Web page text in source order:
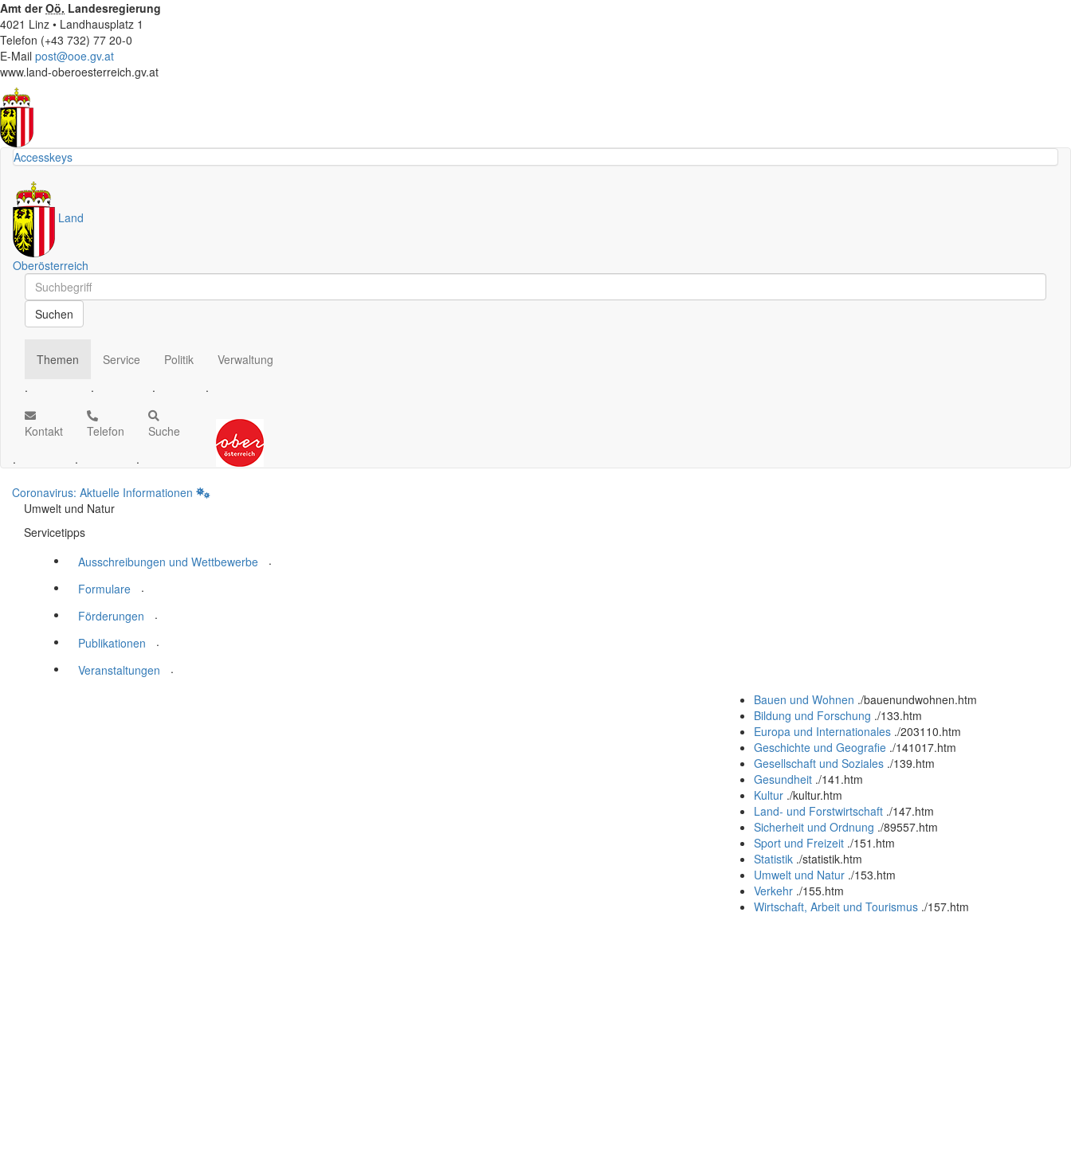
Amt derOö. Landesregierung
4021 Linz • Landhausplatz 1
Telefon (+43 732) 77 20-0
E-Mail post@ooe.gv.at
www.land-oberoesterreich.gv.at
Accesskeys
Land
Oberösterreich
Schnellsuche
Schnellsuche
Suchen
Themen
.
Service
.
Politik
.
Verwaltung
.
Kontakt
.
Telefon
.
Suche
.
Coronavirus: Aktuelle Informationen
Umwelt und Natur
Servicetipps
Ausschreibungen und Wettbewerbe
.
Formulare
.
Förderungen
.
Publikationen
.
Veranstaltungen
.
Bauen und Wohnen ./bauenundwohnen.htm
Bildung und Forschung ./133.htm
Europa und Internationales ./203110.htm
Geschichte und Geografie ./141017.htm
Gesellschaft und Soziales ./139.htm
Gesundheit ./141.htm
Kultur ./kultur.htm
Land- und Forstwirtschaft ./147.htm
Sicherheit und Ordnung ./89557.htm
Sport und Freizeit ./151.htm
Statistik ./statistik.htm
Umwelt und Natur ./153.htm
Verkehr ./155.htm
Wirtschaft, Arbeit und Tourismus ./157.htm